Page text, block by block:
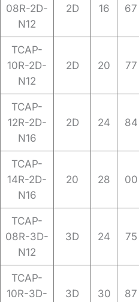
08R-2D-
N12
2D 16 67
TCAP-
10R-2D-
N12
2D 20 77
TCAP-
12R-2D-
N16
2D 24 84
TCAP-
14R-2D-
N16
20 28 00
TCAP-
08R-3D-
N12
3D 24 75
TCAP-
10R-3D-
3D 30 87